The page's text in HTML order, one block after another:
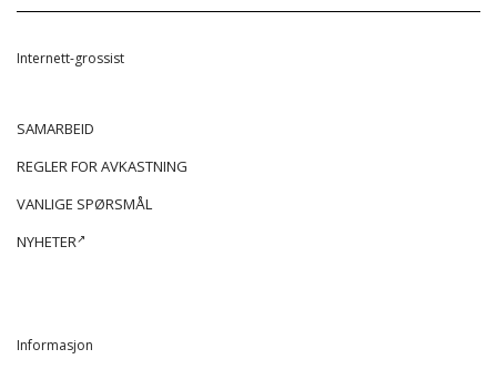
Internett-grossist
SAMARBEID
REGLER FOR AVKASTNING
VANLIGE SPØRSMÅL
NYHETER
Informasjon